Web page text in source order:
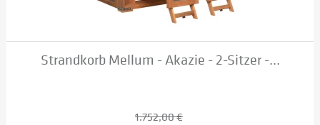
Strandkorb Mellum - Akazie - 2-Sitzer -...
1.752,00 €